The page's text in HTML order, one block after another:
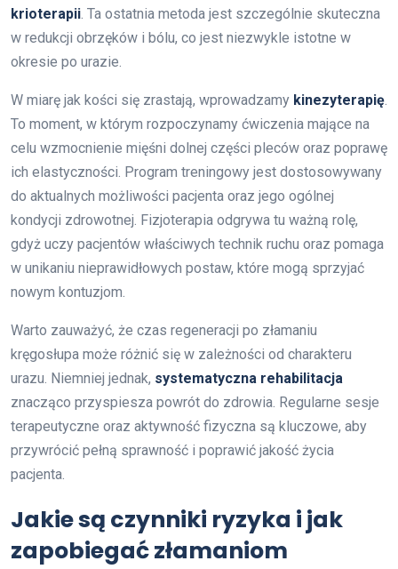
krioterapii. Ta ostatnia metoda jest szczególnie skuteczna
w redukcji obrzęków i bólu, co jest niezwykle istotne w
okresie po urazie.
W miarę jak kości się zrastają, wprowadzamy kinezyterapię.
To moment, w którym rozpoczynamy ćwiczenia mające na
celu wzmocnienie mięśni dolnej części pleców oraz poprawę
ich elastyczności. Program treningowy jest dostosowywany
do aktualnych możliwości pacjenta oraz jego ogólnej
kondycji zdrowotnej. Fizjoterapia odgrywa tu ważną rolę,
gdyż uczy pacjentów właściwych technik ruchu oraz pomaga
w unikaniu nieprawidłowych postaw, które mogą sprzyjać
nowym kontuzjom.
Warto zauważyć, że czas regeneracji po złamaniu
kręgosłupa może różnić się w zależności od charakteru
urazu. Niemniej jednak, systematyczna rehabilitacja
znacząco przyspiesza powrót do zdrowia. Regularne sesje
terapeutyczne oraz aktywność fizyczna są kluczowe, aby
przywrócić pełną sprawność i poprawić jakość życia
pacjenta.
Jakie są czynniki ryzyka i jak
zapobiegać złamaniom